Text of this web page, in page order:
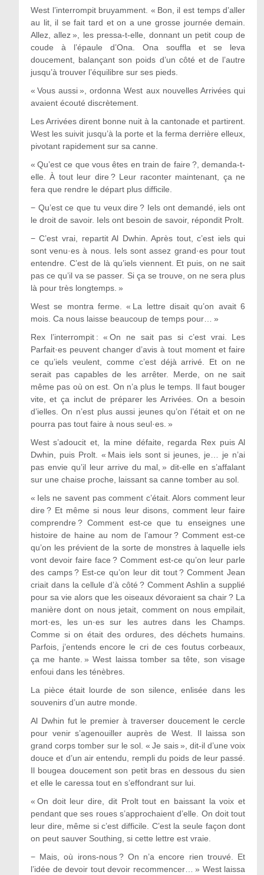
West l’interrompit bruyamment. « Bon, il est temps d’aller
au lit, il se fait tard et on a une grosse journée demain.
Allez, allez », les pressa-t-elle, donnant un petit coup de
coude à l’épaule d’Ona. Ona souffla et se leva
doucement, balançant son poids d’un côté et de l’autre
jusqu’à trouver l’équilibre sur ses pieds.
« Vous aussi », ordonna West aux nouvelles Arrivées qui
avaient écouté discrètement.
Les Arrivées dirent bonne nuit à la cantonade et partirent.
West les suivit jusqu’à la porte et la ferma derrière elleux,
pivotant rapidement sur sa canne.
« Qu’est ce que vous êtes en train de faire ?, demanda-t-
elle. À tout leur dire ? Leur raconter maintenant, ça ne
fera que rendre le départ plus difficile.
− Qu’est ce que tu veux dire ? Iels ont demandé, iels ont
le droit de savoir. Iels ont besoin de savoir, répondit Prolt.
−C’est vrai, repartit Al Dwhin. Après tout, c’est iels qui
sont venu·es à nous. Iels sont assez grand·es pour tout
entendre. C’est de là qu’iels viennent. Et puis, on ne sait
pas ce qu’il va se passer. Si ça se trouve, on ne sera plus
là pour très longtemps. »
West se montra ferme. « La lettre disait qu’on avait 6
mois. Ca nous laisse beaucoup de temps pour… »
Rex l’interrompit : « On ne sait pas si c’est vrai. Les
Parfait·es peuvent changer d’avis à tout moment et faire
ce qu’iels veulent, comme c’est déjà arrivé. Et on ne
serait pas capables de les arrêter. Merde, on ne sait
même pas où on est. On n’a plus le temps. Il faut bouger
vite, et ça inclut de préparer les Arrivées. On a besoin
d’ielles. On n’est plus aussi jeunes qu’on l’était et on ne
pourra pas tout faire à nous seul·es. »
West s’adoucit et, la mine défaite, regarda Rex puis Al
Dwhin, puis Prolt. « Mais iels sont si jeunes, je… je n’ai
pas envie qu’il leur arrive du mal, » dit-elle en s’affalant
sur une chaise proche, laissant sa canne tomber au sol.
« Iels ne savent pas comment c’était. Alors comment leur
dire ? Et même si nous leur disons, comment leur faire
comprendre ? Comment est-ce que tu enseignes une
histoire de haine au nom de l’amour ? Comment est-ce
qu’on les prévient de la sorte de monstres à laquelle iels
vont devoir faire face ? Comment est-ce qu’on leur parle
des camps ? Est-ce qu’on leur dit tout ? Comment Jean
criait dans la cellule d’à côté ? Comment Ashlin a supplié
pour sa vie alors que les oiseaux dévoraient sa chair ? La
manière dont on nous jetait, comment on nous empilait,
mort·es, les un·es sur les autres dans les Champs.
Comme si on était des ordures, des déchets humains.
Parfois, j’entends encore le cri de ces foutus corbeaux,
ça me hante. » West laissa tomber sa tête, son visage
enfoui dans les ténèbres.
La pièce était lourde de son silence, enlisée dans les
souvenirs d’un autre monde.
Al Dwhin fut le premier à traverser doucement le cercle
pour venir s’agenouiller auprès de West. Il laissa son
grand corps tomber sur le sol. « Je sais », dit-il d’une voix
douce et d’un air entendu, rempli du poids de leur passé.
Il bougea doucement son petit bras en dessous du sien
et elle le caressa tout en s’effondrant sur lui.
« On doit leur dire, dit Prolt tout en baissant la voix et
pendant que ses roues s’approchaient d’elle. On doit tout
leur dire, même si c’est difficile. C’est la seule façon dont
on peut sauver Southing, si cette lettre est vraie.
− Mais, où irons-nous ? On n’a encore rien trouvé. Et
l’idée de devoir tout devoir recommencer… » West laissa